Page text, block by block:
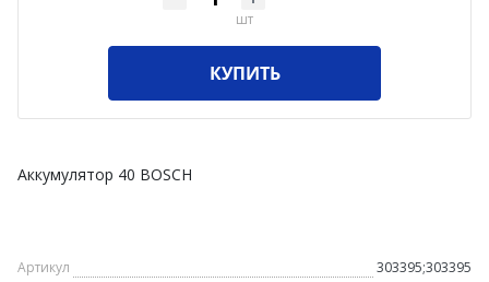
шт
КУПИТЬ
Аккумулятор 40 BOSCH
Артикул 303395;303395